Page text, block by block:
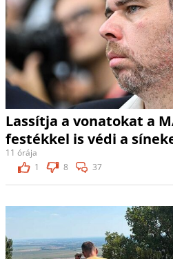
Lassítja a vonatokat a
festékkel is védi a
11 órája
1
8 37